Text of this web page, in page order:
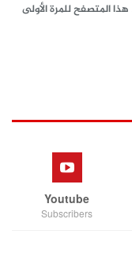
المتصفح للمرة الأولى
Youtube
Subscribers